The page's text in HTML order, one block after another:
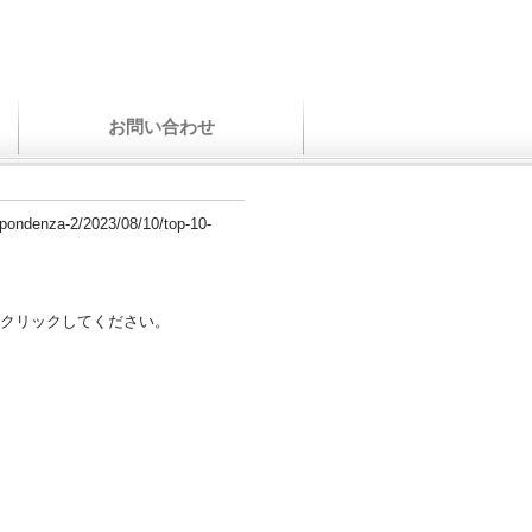
お問い合わせ
2/2023/08/10/top-10-
リックしてください。